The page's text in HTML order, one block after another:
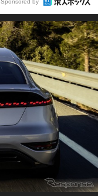
Sponsored by